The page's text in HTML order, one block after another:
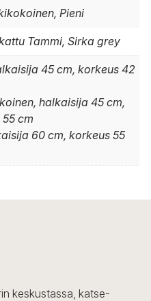
Pieni
Tammi, Sirka grey
45 cm, korkeus 42
halkaisija 45 cm,
cm
60 cm, korkeus 55
keskustassa, katse-